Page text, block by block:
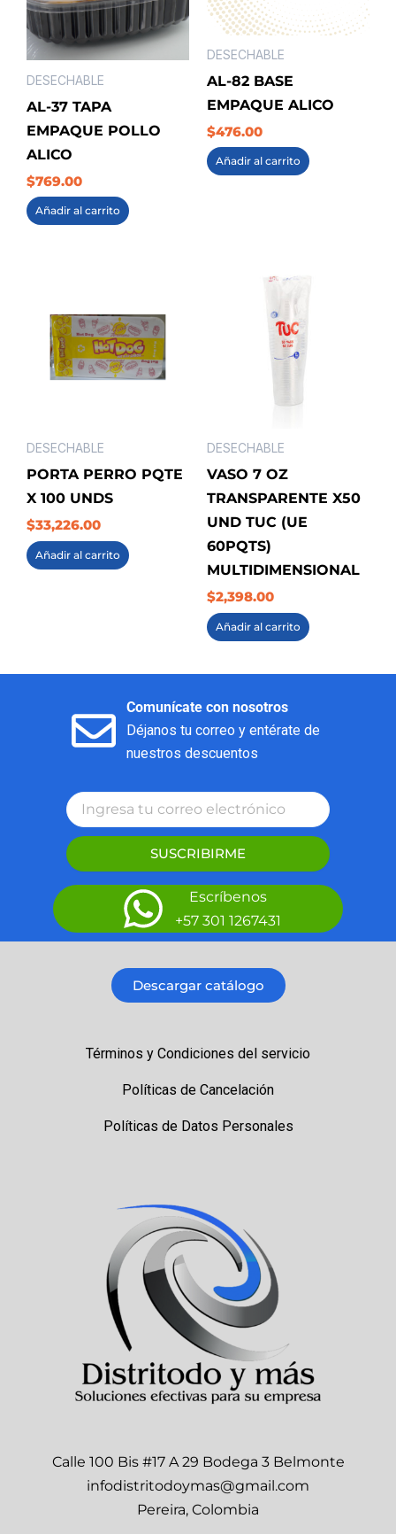
DESECHABLE
AL-37 TAPA
EMPAQUE POLLO
ALICO
$769.00
Añadir al carrito
DESECHABLE
AL-82 BASE
EMPAQUE ALICO
$476.00
Añadir al carrito
DESECHABLE
PORTA PERRO PQTE
X 100 UNDS
$33,226.00
Añadir al carrito
DESECHABLE
VASO 7 OZ
TRANSPARENTE X50
UND TUC (UE
60PQTS)
MULTIDIMENSIONAL
$2,398.00
Añadir al carrito
Comunícate con nosotros
Déjanos tu correo y entérate de
nuestros descuentos
SUSCRIBIRME
Escríbenos
+57 301 1267431
Descargar catálogo
Términos y Condiciones del servicio
Políticas de Cancelación
Políticas de Datos Personales
Calle 100 Bis #17 A 29 Bodega 3 Belmonte
infodistritodoymas@gmail.com
Pereira, Colombia